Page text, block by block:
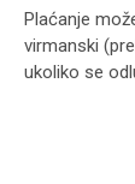
Plaćanje
virmanski
ukoliko se